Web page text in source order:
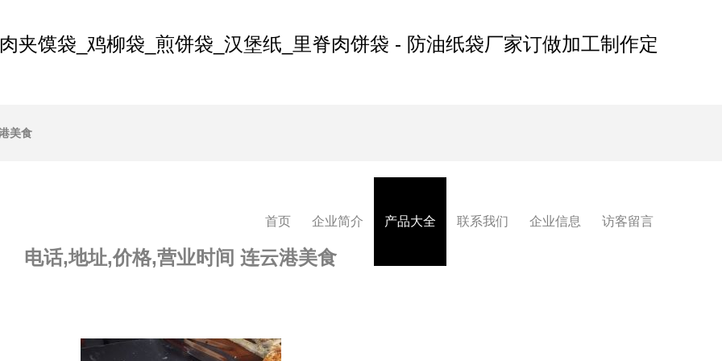
夹馍袋_鸡柳袋_煎饼袋_汉堡纸_里脊肉饼袋 - 防油纸袋厂家订做加工制作定
首页 企业简介 产品大全 联系我们 企业信息 访客留言
美食
电话,地址,价格,营业时间 连云港美食